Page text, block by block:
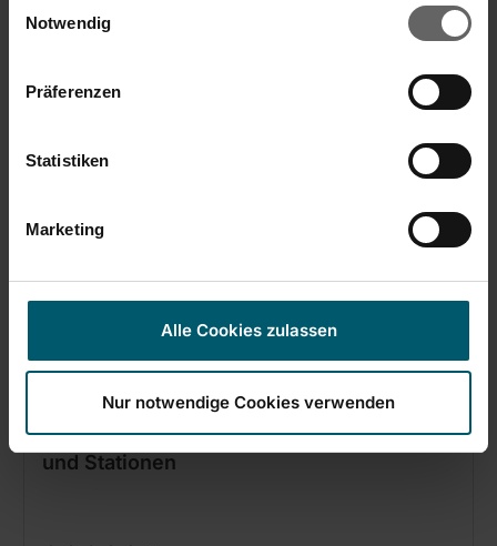
Cookies, wenn Sie unsere Webseite weiterhin nutzen.
Notwendig
Präferenzen
Statistiken
Marketing
Alle Cookies zulassen
Nur notwendige Cookies verwenden
Ärmelbrettbezug für Dampfbügeleisen
und Stationen